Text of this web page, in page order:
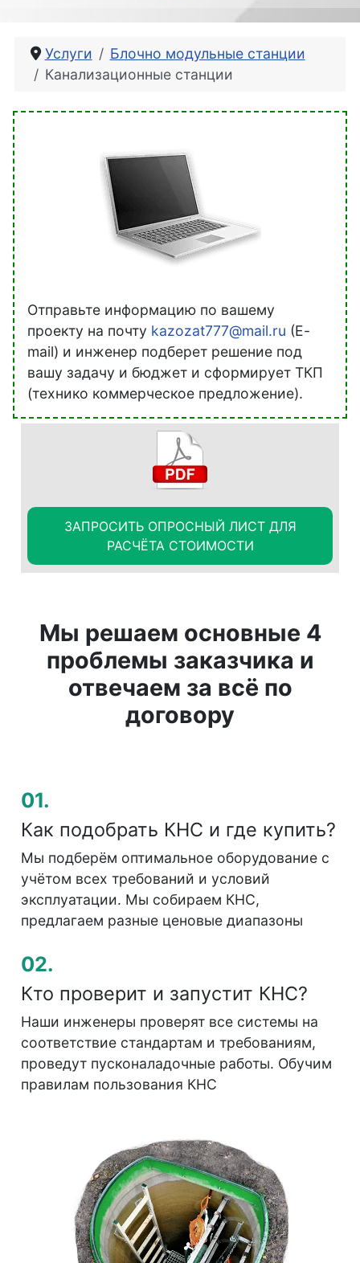
Услуги
Блочно модульные станции
Канализационные станции
Отправьте информацию по вашему
проекту на почту kazozat777@mail.ru (E-
mail) и инженер подберет решение под
вашу задачу и бюджет и сформирует ТКП
(технико коммерческое предложение).
ЗАПРОСИТЬ ОПРОСНЫЙ ЛИСТ ДЛЯ
РАСЧЁТА СТОИМОСТИ
Мы решаем основные 4
проблемы заказчика и
отвечаем за всё по
договору
01.
Как подобрать КНС и где купить?
Мы подберём оптимальное оборудование с
учётом всех требований и условий
эксплуатации. Мы собираем КНС,
предлагаем разные ценовые диапазоны
02.
Кто проверит и запустит КНС?
Наши инженеры проверят все системы на
соответствие стандартам и требованиям,
проведут пусконаладочные работы. Обучим
правилам пользования КНС